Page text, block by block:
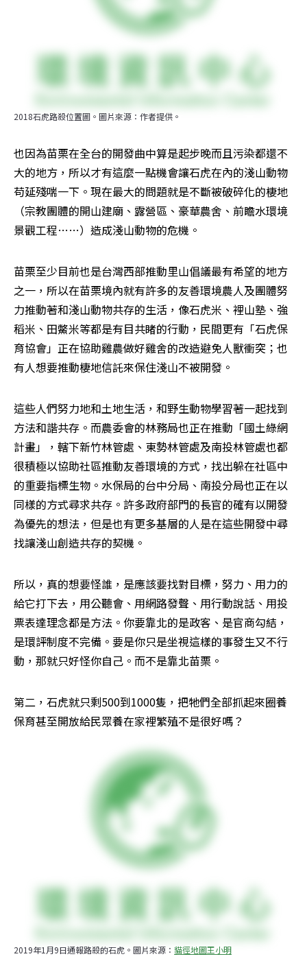
2018石虎路殺位置圖。圖片來源：作者提供。
也因為苗栗在全台的開發曲中算是起步晚而且污染都還不
大的地方，所以才有這麼一點機會讓石虎在內的淺山動物
苟延殘喘一下。現在最大的問題就是不斷被破碎化的棲地
（宗教團體的開山建廟、露營區、豪華農舍、前瞻水環境
景觀工程……）造成淺山動物的危機。
苗栗至少目前也是台灣西部推動里山倡議最有希望的地方
之一，所以在苗栗境內就有許多的友善環境農人及團體努
力推動著和淺山動物共存的生活，像石虎米、裡山塾、強
稻米、田鱉米等都是有目共睹的行動，民間更有「石虎保
育協會」正在協助雞農做好雞舍的改造避免人獸衝突；也
有人想要推動棲地信託來保住淺山不被開發。
這些人們努力地和土地生活，和野生動物學習著一起找到
方法和諧共存。而農委會的林務局也正在推動「國土綠網
計畫」，轄下新竹林管處、東勢林管處及南投林管處也都
很積極以協助社區推動友善環境的方式，找出躲在社區中
的重要指標生物。水保局的台中分局、南投分局也正在以
同樣的方式尋求共存。許多政府部門的長官的確有以開發
為優先的想法，但是也有更多基層的人是在這些開發中尋
找讓淺山創造共存的契機。
所以，真的想要怪誰，是應該要找對目標，努力、用力的
給它打下去，用公聽會、用網路發聲、用行動說話、用投
票表達理念都是方法。你要靠北的是政客、是官商勾結，
是環評制度不完備。要是你只是坐視這樣的事發生又不行
動，那就只好怪你自己。而不是靠北苗栗。
第二，石虎就只剩500到1000隻，把牠們全部抓起來圈養
保育甚至開放給民眾養在家裡繁殖不是很好嗎？
2019年1月9日通報路殺的石虎。圖片來源： 貓徑地圖王小明